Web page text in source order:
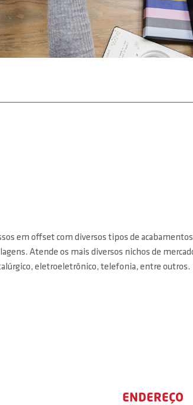
em offset com diversos tipos de
Atende os mais diversos nichos de
eletroeletrônico, telefonia, entre outros.
ENDEREÇO